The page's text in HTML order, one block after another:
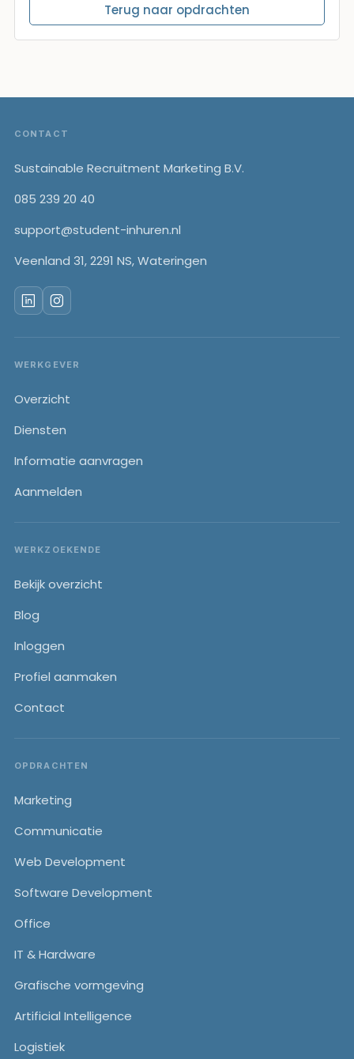
Terug naar opdrachten
Footer
CONTACT
Sustainable Recruitment Marketing B.V.
085 239 20 40
support@student-inhuren.nl
Veenland 31, 2291 NS, Wateringen
WERKGEVER
Overzicht
Diensten
Informatie aanvragen
Aanmelden
WERKZOEKENDE
Bekijk overzicht
Blog
Inloggen
Profiel aanmaken
Contact
OPDRACHTEN
Marketing
Communicatie
Web Development
Software Development
Office
IT & Hardware
Grafische vormgeving
Artificial Intelligence
Logistiek